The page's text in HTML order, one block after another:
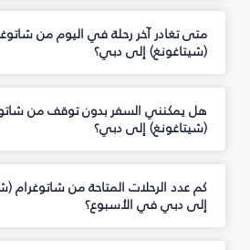
متى تغادر آخر رحلة في اليوم من
(شيتاغونغ) إلى دبي؟
هل يمكنني السفر بدون توقف من
(شيتاغونغ) إلى دبي؟
كم عدد الرحلات المتاحة من شاتوغرام
إلى دبي في الأسبوع؟